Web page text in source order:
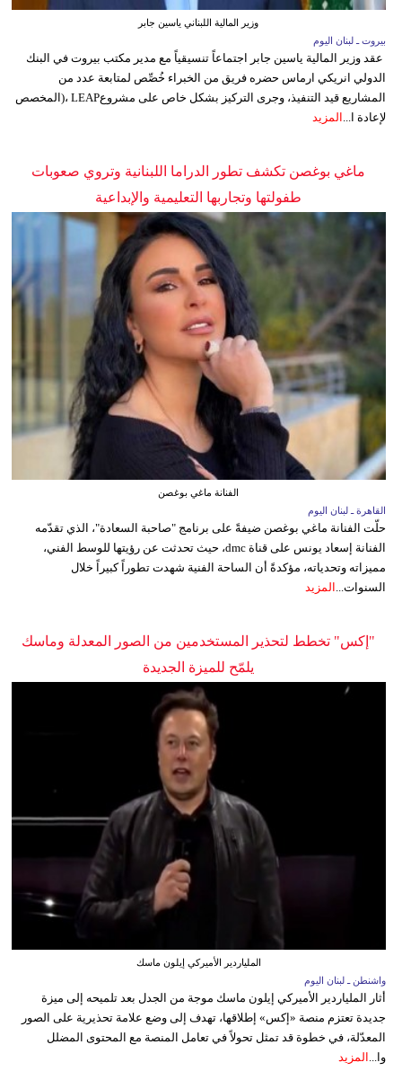
وزير المالية اللبناني ياسين جابر
بيروت ـ لبنان اليوم
عقد وزير المالية ياسين جابر اجتماعاً تنسيقياً مع مدير مكتب بيروت في البنك
الدولي انريكي ارماس حضره فريق من الخبراء خُصِّص لمتابعة عدد من
المشاريع قيد التنفيذ، وجرى التركيز بشكل خاص على مشروعLEAP ،(المخصص
لإعادة ا... المزيد
ماغي بوغصن تكشف تطور الدراما اللبنانية وتروي صعوبات
طفولتها وتجاربها التعليمية والإبداعية
الفنانة ماغي بوغصن
القاهرة ـ لبنان اليوم
حلّت الفنانة ماغي بوغصن ضيفةً على برنامج "صاحبة السعادة"، الذي تقدّمه
الفنانة إسعاد يونس على قناة dmc، حيث تحدثت عن رؤيتها للوسط الفني،
مميزاته وتحدياته، مؤكدةً أن الساحة الفنية شهدت تطوراً كبيراً خلال
السنوات...
المزيد
"إكس" تخطط لتحذير المستخدمين من الصور المعدلة وماسك
يلمّح للميزة الجديدة
الملياردير الأميركي إيلون ماسك
واشنطن ـ لبنان اليوم
أثار الملياردير الأميركي إيلون ماسك موجة من الجدل بعد تلميحه إلى ميزة
جديدة تعتزم منصة «إكس» إطلاقها، تهدف إلى وضع علامة تحذيرية على الصور
المعدّلة، في خطوة قد تمثل تحولاً في تعامل المنصة مع المحتوى المضلل
وا... المزيد